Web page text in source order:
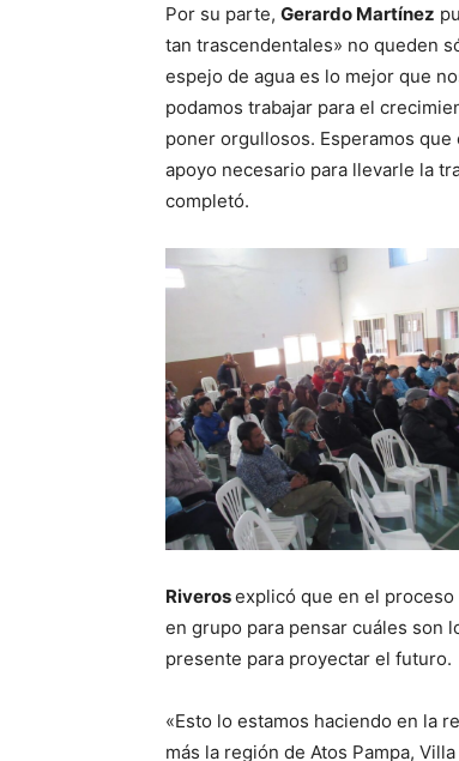
Por su parte, Gerardo Martínez
tan trascendentales» no queden
espejo de agua es lo mejor que
podamos trabajar para el
poner orgullosos. Esperamos
apoyo necesario para llevarle la
completó.
Riverosexplicó que en el
en grupo para pensar cuáles son
presente para proyectar el futuro.
«Esto lo estamos haciendo en la
más la región de Atos Pampa,